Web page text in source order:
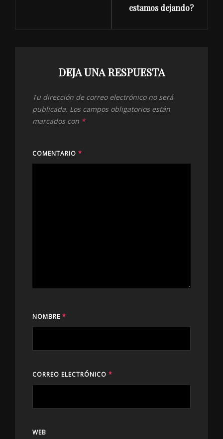
estamos dejando?
DEJA UNA RESPUESTA
Tu dirección de correo electrónico no será
publicada. Los campos obligatorios están
marcados con *
COMENTARIO *
NOMBRE *
CORREO ELECTRÓNICO *
WEB